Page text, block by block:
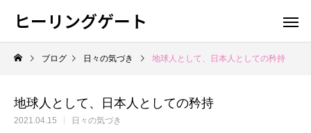
ヒーリングゲート
ブログ 日々の気づき 地球人として、日本人としての矜持
地球人として、日本人としての矜持
2021.04.15 日々の気づき